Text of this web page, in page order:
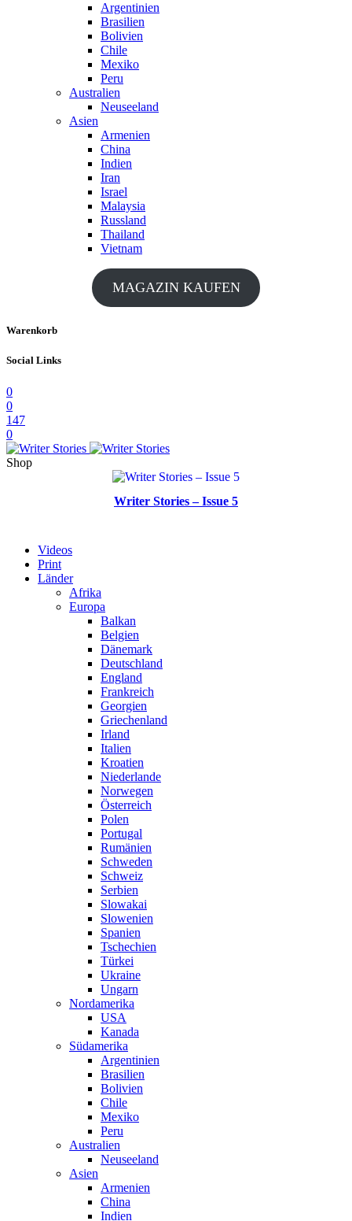
Argentinien
Brasilien
Bolivien
Chile
Mexiko
Peru
Australien
Neuseeland
Asien
Armenien
China
Indien
Iran
Israel
Malaysia
Russland
Thailand
Vietnam
MAGAZIN KAUFEN
Warenkorb
Social Links
0
0
147
0
Shop
Writer Stories – Issue 5
Videos
Print
Länder
Afrika
Europa
Balkan
Belgien
Dänemark
Deutschland
England
Frankreich
Georgien
Griechenland
Irland
Italien
Kroatien
Niederlande
Norwegen
Österreich
Polen
Portugal
Rumänien
Schweden
Schweiz
Serbien
Slowakai
Slowenien
Spanien
Tschechien
Türkei
Ukraine
Ungarn
Nordamerika
USA
Kanada
Südamerika
Argentinien
Brasilien
Bolivien
Chile
Mexiko
Peru
Australien
Neuseeland
Asien
Armenien
China
Indien